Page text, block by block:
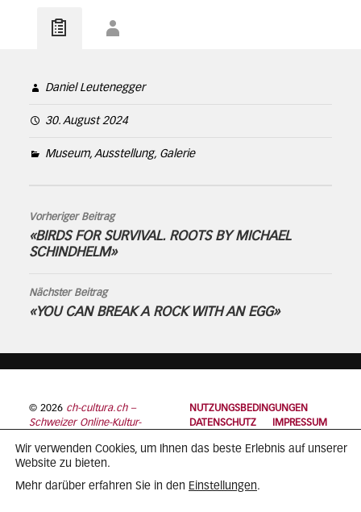
Daniel Leutenegger
30. August 2024
Museum, Ausstellung, Galerie
Vorheriger Beitrag
«BIRDS FOR SURVIVAL. ROOTS BY MICHAEL
SCHINDHELM»
Nächster Beitrag
«YOU CAN BREAK A ROCK WITH AN EGG»
© 2026 ch-cultura.ch –
Schweizer Online-Kultur-
NUTZUNGSBEDINGUNGEN
DATENSCHUTZ
IMPRESSUM
Wir verwenden Cookies, um Ihnen das beste Erlebnis auf unserer
Website zu bieten.
Mehr darüber erfahren Sie in den Einstellungen.